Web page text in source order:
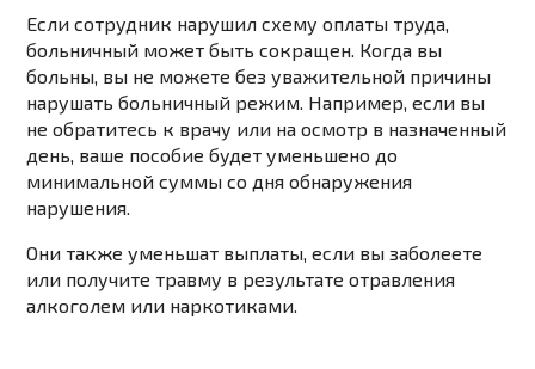
Если сотрудник нарушил схему оплаты труда,
больничный может быть сокращен. Когда вы
больны, вы не можете без уважительной причины
нарушать больничный режим. Например, если вы
не обратитесь к врачу или на осмотр в назначенный
день, ваше пособие будет уменьшено до
минимальной суммы со дня обнаружения
нарушения.
Они также уменьшат выплаты, если вы заболеете
или получите травму в результате отравления
алкоголем или наркотиками.